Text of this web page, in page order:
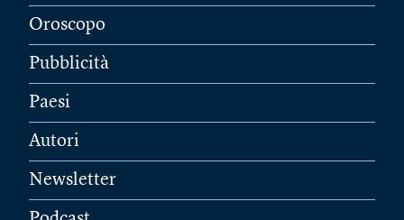
Oroscopo
Pubblicità
Paesi
Autori
Newsletter